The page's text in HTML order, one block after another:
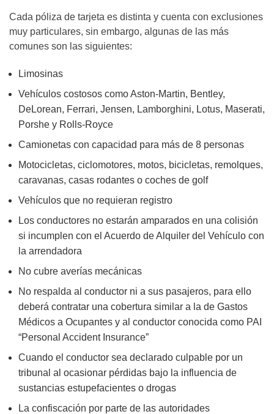
Cada póliza de tarjeta es distinta y cuenta con exclusiones
muy particulares, sin embargo, algunas de las más
comunes son las siguientes:
Limosinas
Vehículos costosos como Aston-Martin, Bentley,
DeLorean, Ferrari, Jensen, Lamborghini, Lotus, Maserati,
Porshe y Rolls-Royce
Camionetas con capacidad para más de 8 personas
Motocicletas, ciclomotores, motos, bicicletas, remolques,
caravanas, casas rodantes o coches de golf
Vehículos que no requieran registro
Los conductores no estarán amparados en una colisión
si incumplen con el Acuerdo de Alquiler del Vehículo con
la arrendadora
No cubre averías mecánicas
No respalda al conductor ni a sus pasajeros, para ello
deberá contratar una cobertura similar a la de Gastos
Médicos a Ocupantes y al conductor conocida como PAI
“Personal Accident Insurance”
Cuando el conductor sea declarado culpable por un
tribunal al ocasionar pérdidas bajo la influencia de
sustancias estupefacientes o drogas
La confiscación por parte de las autoridades